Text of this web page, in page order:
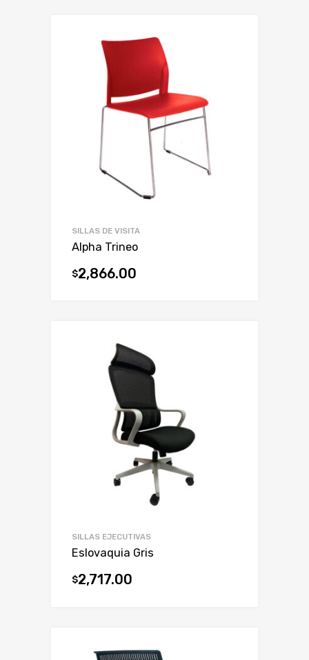
SILLAS DE VISITA
Alpha Trineo
$2,866.00
SILLAS EJECUTIVAS
Eslovaquia Gris
$2,717.00